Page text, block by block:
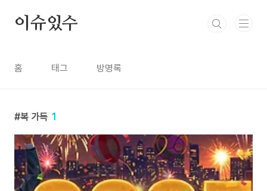
이슈있수
홈 태그 방명록
복 가득 1